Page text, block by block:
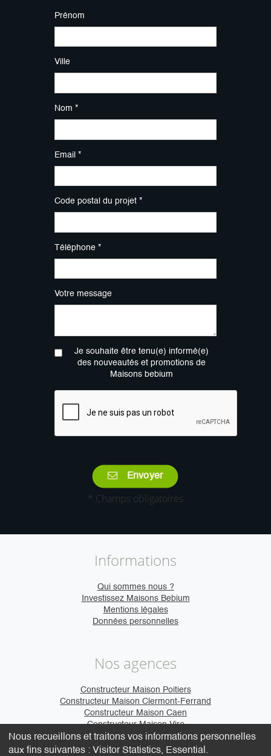
Prénom
Ville
Nom *
Email *
Code postal du projet *
Téléphone *
Votre message
Je souhaite être tenu(e) informé(e)
des nouveautés et promotions de
Maisons bebium
Envoyer
* Champs obligatoires
Informations
Qui sommes nous ?
Investissez Maisons Bebium
Mentions légales
Données personnelles
Nos agences
Constructeur Maison Poitiers
Constructeur Maison Clermont-Ferrand
Constructeur Maison Caen
Constructeur Maison Vire
Nous recueillons et traitons vos informations personnelles
aux fins suivantes : Visitor Statistics, Essential .